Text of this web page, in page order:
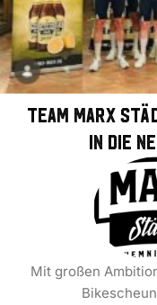
Team Marx
in die
Mit großen